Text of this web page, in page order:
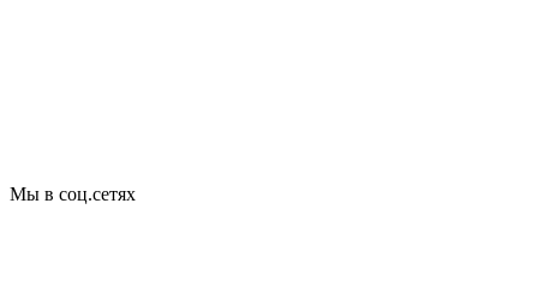
Мы в соц.сетях